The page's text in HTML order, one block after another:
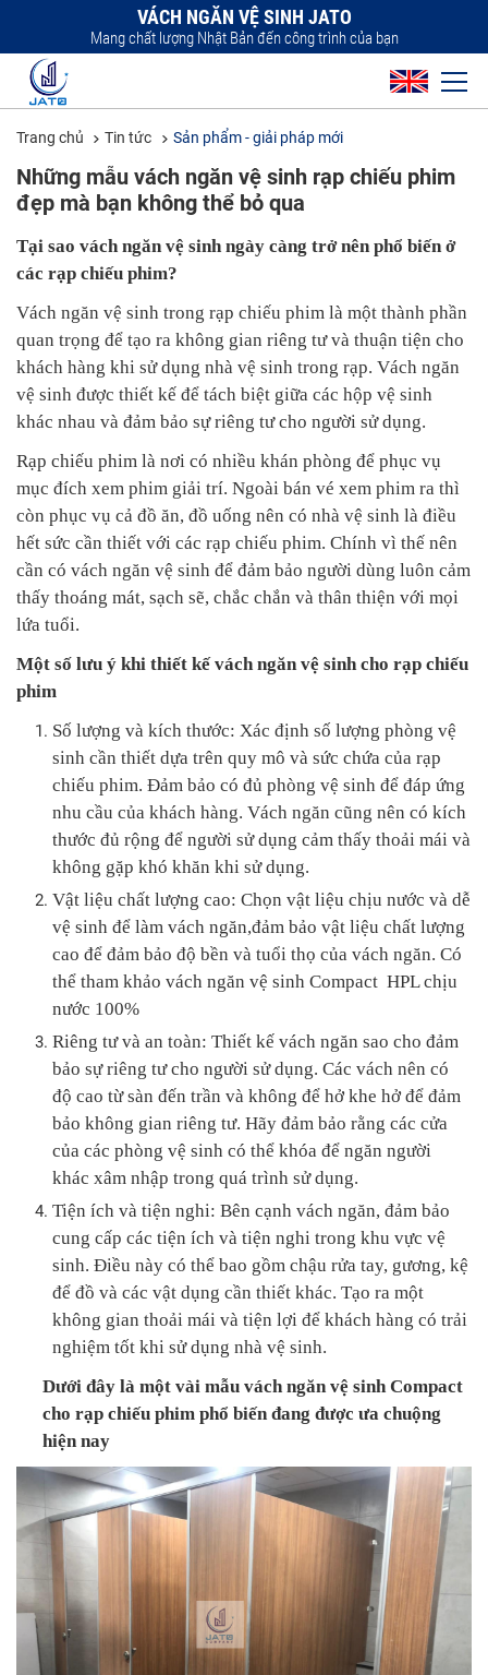
VÁCH NGĂN VỆ SINH JATO
Mang chất lượng Nhật Bản đến công trình của bạn
Trang chủ Tin tức Sản phẩm - giải pháp mới
Những mẫu vách ngăn vệ sinh rạp chiếu phim
đẹp mà bạn không thể bỏ qua
Tại sao vách ngăn vệ sinh ngày càng trở nên phổ biến ở
các rạp chiếu phim?
Vách ngăn vệ sinh trong rạp chiếu phim là một thành phần
quan trọng để tạo ra không gian riêng tư và thuận tiện cho
khách hàng khi sử dụng nhà vệ sinh trong rạp. Vách ngăn
vệ sinh được thiết kế để tách biệt giữa các hộp vệ sinh
khác nhau và đảm bảo sự riêng tư cho người sử dụng.
Rạp chiếu phim là nơi có nhiều khán phòng để phục vụ
mục đích xem phim giải trí. Ngoài bán vé xem phim ra thì
còn phục vụ cả đồ ăn, đồ uống nên có nhà vệ sinh là điều
hết sức cần thiết với các rạp chiếu phim. Chính vì thế nên
cần có vách ngăn vệ sinh để đảm bảo người dùng luôn cảm
thấy thoáng mát, sạch sẽ, chắc chắn và thân thiện với mọi
lứa tuổi.
Một số lưu ý khi thiết kế vách ngăn vệ sinh cho rạp chiếu
phim
Số lượng và kích thước: Xác định số lượng phòng vệ
sinh cần thiết dựa trên quy mô và sức chứa của rạp
chiếu phim. Đảm bảo có đủ phòng vệ sinh để đáp ứng
nhu cầu của khách hàng. Vách ngăn cũng nên có kích
thước đủ rộng để người sử dụng cảm thấy thoải mái và
không gặp khó khăn khi sử dụng.
Vật liệu chất lượng cao: Chọn vật liệu chịu nước và dễ
vệ sinh để làm vách ngăn,đảm bảo vật liệu chất lượng
cao để đảm bảo độ bền và tuổi thọ của vách ngăn. Có
thể tham khảo vách ngăn vệ sinh Compact HPL chịu
nước 100%
Riêng tư và an toàn: Thiết kế vách ngăn sao cho đảm
bảo sự riêng tư cho người sử dụng. Các vách nên có
độ cao từ sàn đến trần và không để hở khe hở để đảm
bảo không gian riêng tư. Hãy đảm bảo rằng các cửa
của các phòng vệ sinh có thể khóa để ngăn người
khác xâm nhập trong quá trình sử dụng.
Tiện ích và tiện nghi: Bên cạnh vách ngăn, đảm bảo
cung cấp các tiện ích và tiện nghi trong khu vực vệ
sinh. Điều này có thể bao gồm chậu rửa tay, gương, kệ
để đồ và các vật dụng cần thiết khác. Tạo ra một
không gian thoải mái và tiện lợi để khách hàng có trải
nghiệm tốt khi sử dụng nhà vệ sinh.
Dưới đây là một vài mẫu vách ngăn vệ sinh Compact
cho rạp chiếu phim phổ biến đang được ưa chuộng
hiện nay